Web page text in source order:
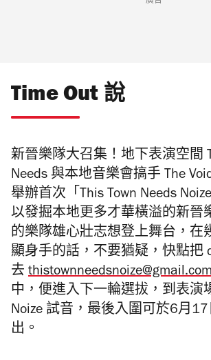
Time Out 說
新晉樂隊大召集！地下表演空間
Needs 與本地音樂會搞手 The
舉辦首次「This Town Needs
以發掘本地更多才華橫溢的新晉
的樂隊雄心壯志想登上舞台，在
顯身手的話，不要猶疑，快點把
去
中，便進入下一輪選拔，到表演
Noize 試音，最後入圍可於6月
出。